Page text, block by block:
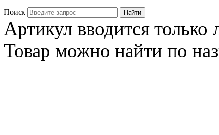
Поиск
Артикул вводится
Товар можно найти по